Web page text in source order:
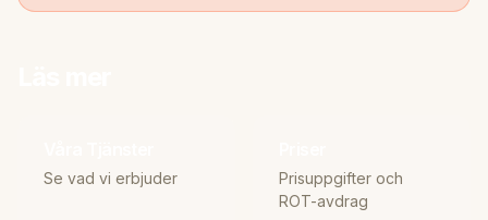
Se vad vi erbjuder
Prisuppgifter och
ROT-avdrag